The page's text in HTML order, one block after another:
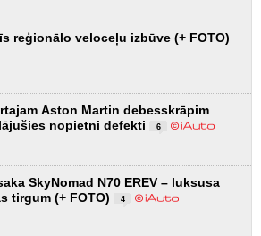
reģionālo veloceļu izbūve (+ FOTO)
Aston Martin debesskrāpim
nopietni defekti
6
SkyNomad N70 EREV – luksusa
tirgum (+ FOTO)
4